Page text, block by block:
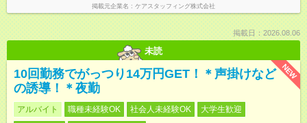
掲載元企業名 ケアスタッフィング株式会社
掲載日：2026.08.06
未読
NEW
10回勤務でがっつり14万円GET！＊声掛けなど
の誘導！＊夜勤
アルバイト 職種未経験OK 社会人未経験OK
大学生歓迎